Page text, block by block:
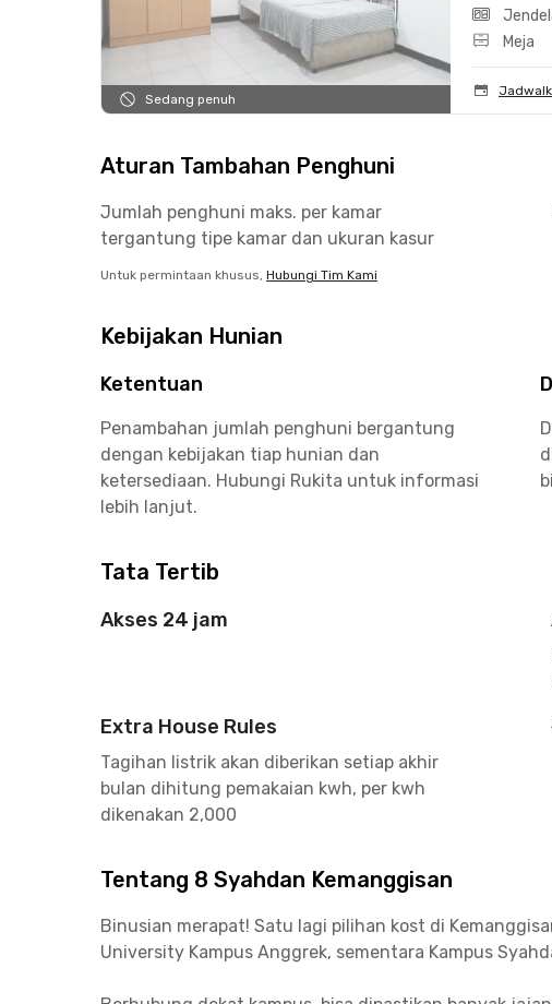
Sedang penuh
Meja
Aturan Tambahan Penghuni
Jumlah penghuni maks. per kamar
tergantung tipe kamar dan ukuran kasur
Untuk permintaan khusus, Hubungi Tim Kami
Kebijakan Hunian
Ketentuan
Penambahan jumlah penghuni bergantung
dengan kebijakan tiap hunian dan
ketersediaan. Hubungi Rukita untuk informasi
lebih lanjut.
Tata Tertib
Akses 24 jam
Extra House Rules
Tagihan listrik akan diberikan setiap akhir
bulan dihitung pemakaian kwh, per kwh
dikenakan 2,000
Tentang 8 Syahdan Kemanggisan
Binusian merapat! Satu lagi pilihan kost di
University Kampus Anggrek, sementara Kampus